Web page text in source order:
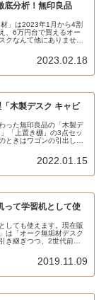
底分析！無印良品
」は2023年1月から4割
、6万円台で買えるオー
クなんて他にありませ
2023.02.18
木製デスク キャビ
った無印良品の「木製デ
「上置き棚」の3点セッ
ときはワゴンの引出しの
す。上置き棚にはクラン
なので、5万円以下で学
2022.01.15
って学習机として使
しても使えます。現在販
は「オーク無垢材デスク
き継ぎつつ、2世代前の
2019.11.09